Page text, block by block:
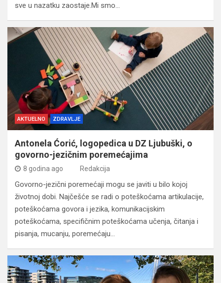
sve u nazatku zaostaje.Mi smo…
AKTUELNO ZDRAVLJE
Antonela Ćorić, logopedica u DZ Ljubuški, o
govorno-jezičnim poremećajima
8 godina ago Redakcija
Govorno-jezični poremećaji mogu se javiti u bilo kojoj
životnoj dobi. Najčešće se radi o poteškoćama artikulacije,
poteškoćama govora i jezika, komunikacijskim
poteškoćama, specifičnim poteškoćama učenja, čitanja i
pisanja, mucanju, poremećaju…